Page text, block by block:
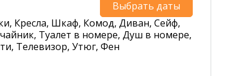
Выбрать даты
Кресла, Шкаф, Комод, Диван, Сейф,
Туалет в номере, Душ в номере,
Телевизор, Утюг, Фен